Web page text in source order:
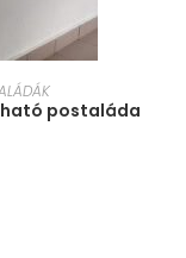
postaláda